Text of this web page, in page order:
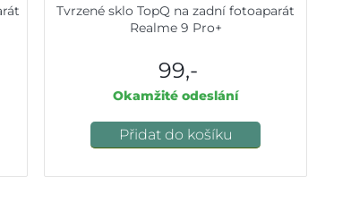
Tvrzené sklo TopQ na zadní fotoaparát
Realme 9 Pro+
99,-
Okamžité odeslání
Přidat do košíku